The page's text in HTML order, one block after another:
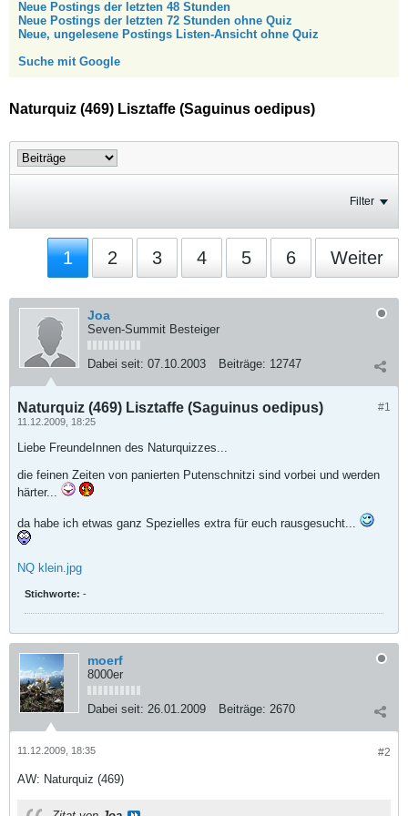
Neue Postings der letzten 48 Stunden
Neue Postings der letzten 72 Stunden ohne Quiz
Neue, ungelesene Postings Listen-Ansicht ohne Quiz
Suche mit Google
Naturquiz (469) Lisztaffe (Saguinus oedipus)
Filter
1 2 3 4 5 6 Weiter
Joa
Seven-Summit Besteiger
Dabei seit: 07.10.2003 Beiträge: 12747
#1
Naturquiz (469) Lisztaffe (Saguinus oedipus)
11.12.2009, 18:25
Liebe FreundeInnen des Naturquizzes...
die feinen Zeiten von panierten Putenschnitzi sind vorbei und werden
härter...
da habe ich etwas ganz Spezielles extra für euch rausgesucht...
NQ klein.jpg
Stichworte: -
moerf
8000er
Dabei seit: 26.01.2009 Beiträge: 2670
#2
11.12.2009, 18:35
AW: Naturquiz (469)